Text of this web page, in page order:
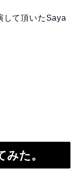
して頂いたSaya
た。